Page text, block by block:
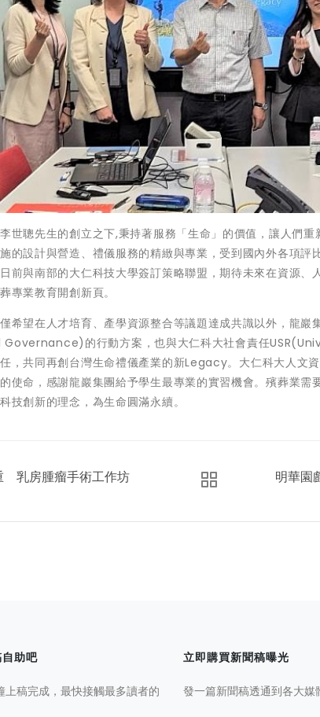
世聰先生的創立之下,秉持著服務「生命」的價值，讓人們
的設計與營造、禮儀服務的精緻與專業，受到國內外各項評
前與南部的大仁科技大學簽訂策略聯盟，期待未來在資源
專業教育開創新頁。
希望在人才培育、產學資源整合等議題達成共識以外，龍
的行動方案，也與大仁科大社會責任
，共同再創台灣生命禮儀產業的新Legacy。大仁科大人文
使命，感謝龍巖集團給予學生最專業的實習機會。殯葬業需
技創新的理念，為生命圓滿永續。
乳房腫瘤手術工作坊
明華園
助吧
稿完成，最快接觸最多讀者的
立即購買新聞稿曝光
發一篇新聞稿透通到各大媒